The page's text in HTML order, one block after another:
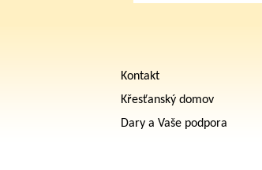
Kontakt
Křesťanský domov
Dary a Vaše podpora